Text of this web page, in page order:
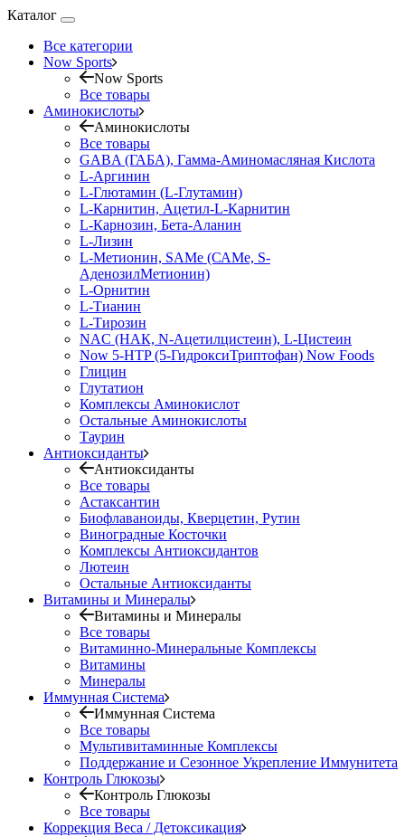
Каталог
Все категории
Now Sports
Now Sports
Все товары
Аминокислоты
Аминокислоты
Все товары
GABA (ГАБА), Гамма-Аминомасляная Кислота
L-Аргинин
L-Глютамин (L-Глутамин)
L-Карнитин, Ацетил-L-Карнитин
L-Карнозин, Бета-Аланин
L-Лизин
L-Метионин, SAMe (САМе, S-
АденозилМетионин)
L-Орнитин
L-Тианин
L-Тирозин
NAC (НАК, N-Ацетилцистеин), L-Цистеин
Now 5-HTP (5-ГидроксиТриптофан) Now Foods
Глицин
Глутатион
Комплексы Аминокислот
Остальные Аминокислоты
Таурин
Антиоксиданты
Антиоксиданты
Все товары
Астаксантин
Биофлаваноиды, Кверцетин, Рутин
Виноградные Косточки
Комплексы Антиоксидантов
Лютеин
Остальные Антиоксиданты
Витамины и Минералы
Витамины и Минералы
Все товары
Витаминно-Минеральные Комплексы
Витамины
Минералы
Иммунная Система
Иммунная Система
Все товары
Мультивитаминные Комплексы
Поддержание и Сезонное Укрепление Иммунитета
Контроль Глюкозы
Контроль Глюкозы
Все товары
Коррекция Веса / Детоксикация